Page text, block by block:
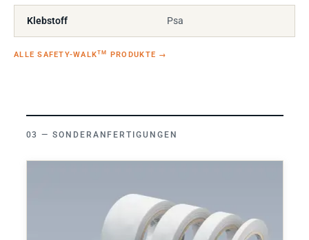
Klebstoff Psa
ALLE SAFETY-WALKTM PRODUKTE →
SONDERANFERTIGUNGEN